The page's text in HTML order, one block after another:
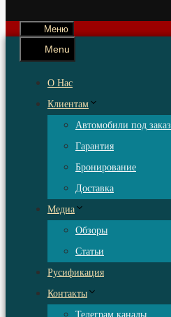
Меню
Menu
О Нас
Клиентам
Автомобили под заказ
Гарантия
Бронирование
Доставка
Медиа
Обзоры
Статьи
Русификация
Контакты
Телеграм каналы